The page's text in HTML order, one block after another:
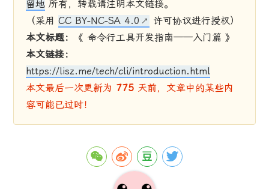
留地 所有，转载请注明本文链接。
（采用CC BY-NC-SA 4.0
许可协议进行授权）
本文标题：
《 命令行工具开发指南——入门篇 》
本文链接：
https://lisz.me/tech/cli/introduction.html
本文最后一次更新为 775 天前，文章中的某些内
容可能已过时！